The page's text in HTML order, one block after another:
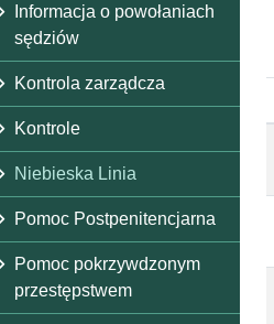
Informacja o powołaniach
sędziów
Kontrola zarządcza
Kontrole
Niebieska Linia
Pomoc Postpenitencjarna
Pomoc pokrzywdzonym
przestępstwem